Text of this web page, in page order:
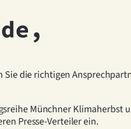
die richtigen
Münchner Klimaherbst
Presse-Verteiler ein.